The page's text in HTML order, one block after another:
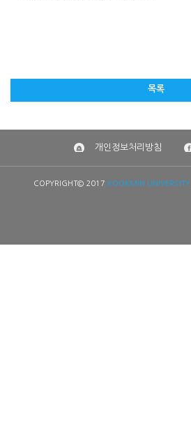
목록
개인정보처리방침
COPYRIGHT© 2017 KOOKMIN UNIVERSITY.